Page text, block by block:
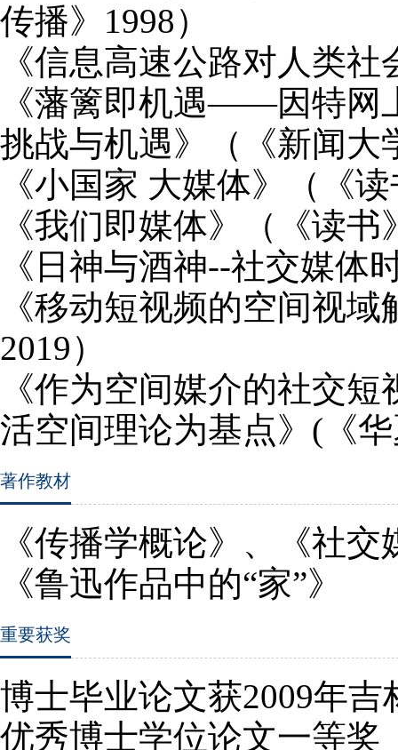
传播》 1998）
《信息高速公路对人类
《藩篱即机遇——因特网
挑战与机遇》（《新闻大
《小国家 大媒体》（《
《我们即媒体》（《读书
《日神与酒神--社交媒体
《移动短视频的空间视
2019）
《作为空间媒介的社交
活空间理论为基点》 ( 《
著作教材
《传播学概论》、《社
《鲁迅作品中的“家”》
重要获奖
博士毕业论文获2009年吉
优秀博士学位论文一等奖